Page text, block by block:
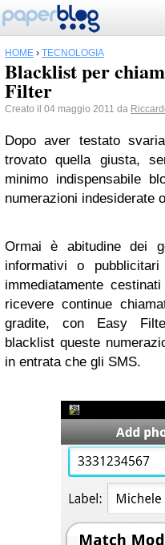
HOME › TECNOLOGIA
Blacklist per
Filter
Creato il 04 maggio 2011 da
Dopo aver testato
trovato quella giusta,
minimo indispensabile
numerazioni indesiderate
Ormai è abitudine dei
informativi o
immediatamente
ricevere continue
gradite, con Easy
blacklist queste
in entrata che gli SMS.